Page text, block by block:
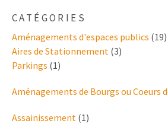
CATÉGORIES
Aménagements d'espaces publics (19)
Aires de Stationnement (3)
Parkings (1)
Aménagements de Bourgs ou Coeurs
Assainissement (1)